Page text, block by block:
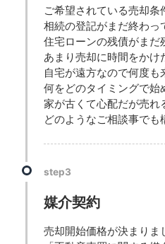
ご希望されている売却条
相続の登記がまだ終わっ
住宅ローンの残債がま
あまり売却に時間をか
自宅が遠方なので何度
何をどのタイミングで
家が古くて心配だが売
どのようなご相談事でも
step3
媒介契約
売却開始価格が決まりま